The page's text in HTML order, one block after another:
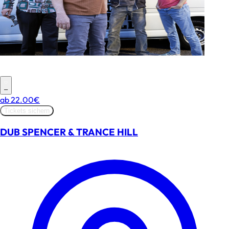
–
ab22.00€
Tickets sichern
DUB SPENCER & TRANCE HILL